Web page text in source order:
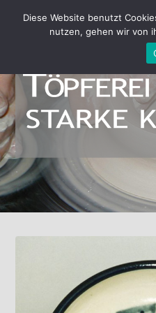
Diese Website benutzt
nutzen, gehen wir von